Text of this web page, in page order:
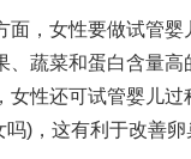
面，女性要做试管婴
、蔬菜和蛋白含量高
女性还可试管婴儿过
吗)，这有利于改善卵